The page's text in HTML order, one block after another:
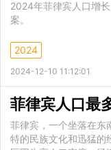
2024年菲律宾人口增
案。
2024
2024-12-10 11:12:01
菲律宾人口最
菲律宾，一个坐落在东
特的民族文化和迅猛的